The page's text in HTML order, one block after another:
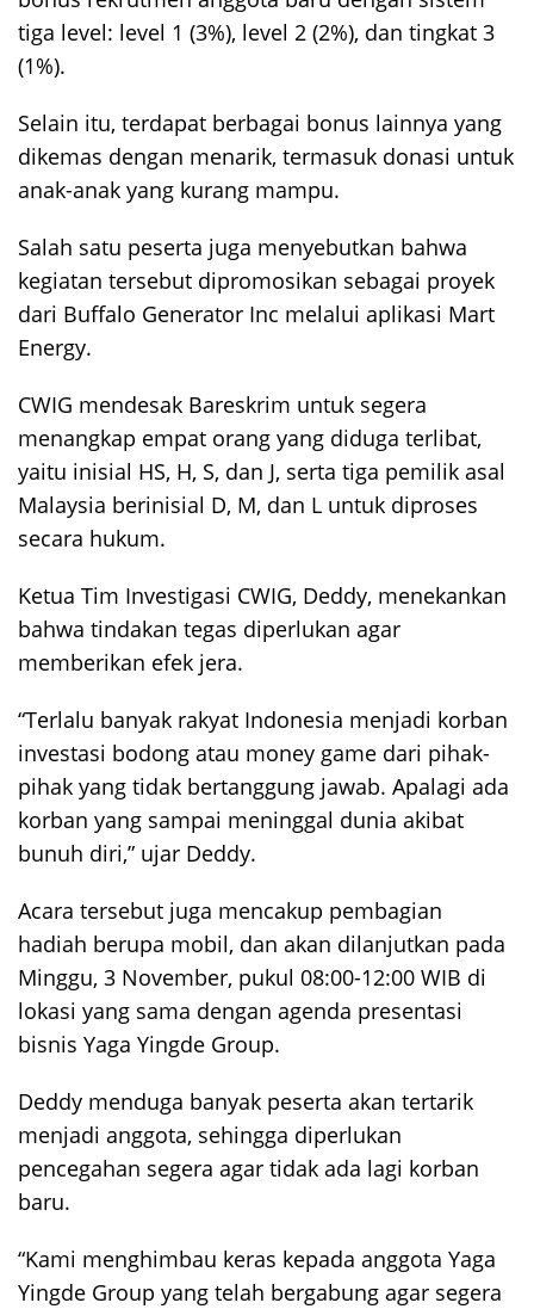
tiga level: level 1 (3%), level 2 (2%), dan tingkat 3
(1%).
Selain itu, terdapat berbagai bonus lainnya yang
dikemas dengan menarik, termasuk donasi untuk
anak-anak yang kurang mampu.
Salah satu peserta juga menyebutkan bahwa
kegiatan tersebut dipromosikan sebagai proyek
dari Buffalo Generator Inc melalui aplikasi Mart
Energy.
CWIG mendesak Bareskrim untuk segera
menangkap empat orang yang diduga terlibat,
yaitu inisial HS, H, S, dan J, serta tiga pemilik asal
Malaysia berinisial D, M, dan L untuk diproses
secara hukum.
Ketua Tim Investigasi CWIG, Deddy, menekankan
bahwa tindakan tegas diperlukan agar
memberikan efek jera.
“Terlalu banyak rakyat Indonesia menjadi korban
investasi bodong atau money game dari pihak-
pihak yang tidak bertanggung jawab. Apalagi ada
korban yang sampai meninggal dunia akibat
bunuh diri,” ujar Deddy.
Acara tersebut juga mencakup pembagian
hadiah berupa mobil, dan akan dilanjutkan pada
Minggu, 3 November, pukul 08:00-12:00 WIB di
lokasi yang sama dengan agenda presentasi
bisnis Yaga Yingde Group.
Deddy menduga banyak peserta akan tertarik
menjadi anggota, sehingga diperlukan
pencegahan segera agar tidak ada lagi korban
baru.
“Kami menghimbau keras kepada anggota Yaga
Yingde Group yang telah bergabung agar segera